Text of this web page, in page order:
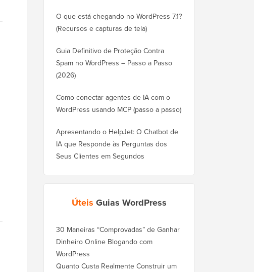
O que está chegando no WordPress 7.1?
(Recursos e capturas de tela)
Guia Definitivo de Proteção Contra
Spam no WordPress – Passo a Passo
(2026)
Como conectar agentes de IA com o
WordPress usando MCP (passo a passo)
Apresentando o HelpJet: O Chatbot de
IA que Responde às Perguntas dos
Seus Clientes em Segundos
Úteis Guias WordPress
30 Maneiras “Comprovadas” de Ganhar
Dinheiro Online Blogando com
WordPress
Quanto Custa Realmente Construir um